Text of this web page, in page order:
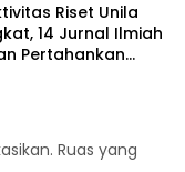
Riset Unila
14 Jurnal Ilmiah
Pertahankan
Ruas yang